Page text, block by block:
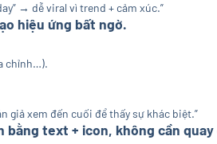
→ dễ viral vì trend + cảm xúc.”
hiệu ứng bất ngờ.
chỉnh…).
giả xem đến cuối để thấy sự khác biệt.”
text + icon, không cần